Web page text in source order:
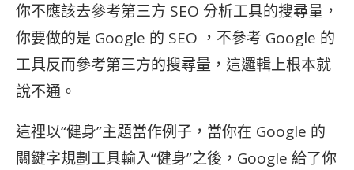
你不應該去參考第三方 SEO 分析工具的搜尋量，
你要做的是 Google 的 SEO ，不參考 Google 的
工具反而參考第三方的搜尋量，這邏輯上根本就
說不通。
這裡以“健身”主題當作例子，當你在 Google 的
關鍵字規劃工具輸入“健身”之後，Google 給了你